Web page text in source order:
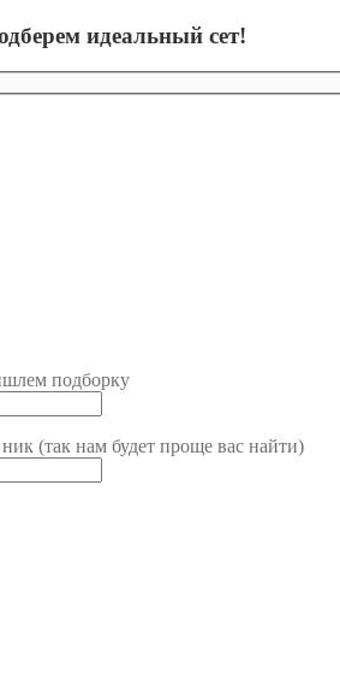
идеальный сет!
подборку
(так нам будет проще вас найти)